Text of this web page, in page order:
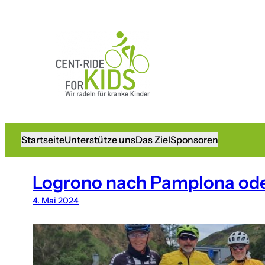
StartseiteUnterstütze unsDas ZielSponsoren
Logrono nach Pamplona
4. Mai 2024